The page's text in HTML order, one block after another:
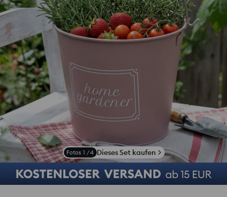
Fotos 1 /4 Dieses Set kaufen